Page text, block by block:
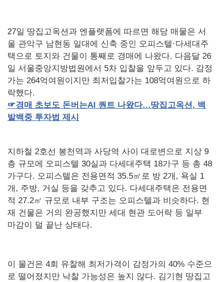
27일 땅집고옥션과 엔플랫폼에 따르면 해당 매물은 서
울 관악구 남현동 일대에 신축 중인 오피스텔·다세대주
택으로 토지와 건물이 통째로 경매에 나왔다. 다음달 26
일 서울중앙지방법원에서 5차 입찰을 앞두고 있다. 감정
가는 264억여원이지만 최저입찰가는 108억여원으로 하
락했다.
☞경매 초보도 돈버는AI 퀀트 나왔다…땅집고옥션, 백
발백중 투자법 제시
지하철 2호선 봉천역과 사당역 사이 대로변으로 지상 9
층 규모에 오피스텔 30실과 다세대주택 18가구 등 총 48
가구다. 오피스텔은 전용면적 35.5㎡로 방 2개, 욕실 1
개, 주방, 거실 등을 갖추고 있다. 다세대주택은 전용면
적 27.2㎡ 규모로 내부 구조는 오피스텔과 비슷하다. 현
재 건물은 거의 완공했지만 세대 현관 도어락 등 일부
마감이 덜 끝난 상태다.
이 물건은 4회 유찰해 최저가격이 감정가의 40% 수준으
로 떨어졌지만 낙찰 가능성은 높지 않다. 김기현 땅집고